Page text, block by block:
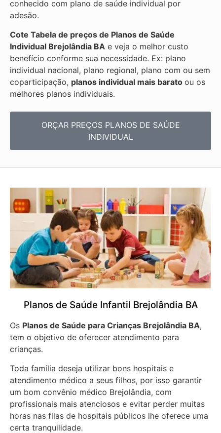
conhecido com plano de saúde individual por
adesão.
Cote Tabela de preços de Planos de Saúde
Individual Brejolândia BA e veja o melhor custo
benefício conforme sua necessidade. Ex: plano
individual nacional, plano regional, plano com ou sem
coparticipação, planos individual mais barato ou os
melhores planos individuais.
ORÇAR PREÇOS PLANOS DE SAÚDE
INDIVIDUAL
Planos de Saúde Infantil Brejolândia BA
Os Planos de Saúde para Crianças Brejolândia BA,
tem o objetivo de oferecer atendimento para
crianças.
Toda família deseja utilizar bons hospitais e
atendimento médico a seus filhos, por isso garantir
um bom convênio médico Brejolândia, com
profissionais mais atenciosos e evitar perder muitas
horas nas filas de hospitais públicos lhe oferece uma
certa tranquilidade.